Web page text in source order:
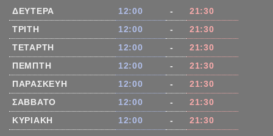
ΔΕΥΤΈΡΑ 12:00 -
21:30
ΤΡΊΤΗ
12:00 -
21:30
ΤΕΤΆΡΤΗ
12:00 -
21:30
ΠΈΜΠΤΗ
12:00 -
21:30
ΠΑΡΑΣΚΕΥΉ
12:00 -
21:30
ΣΆΒΒΑΤΟ
12:00 -
21:30
ΚΥΡΙΑΚΉ
12:00 - 21:30